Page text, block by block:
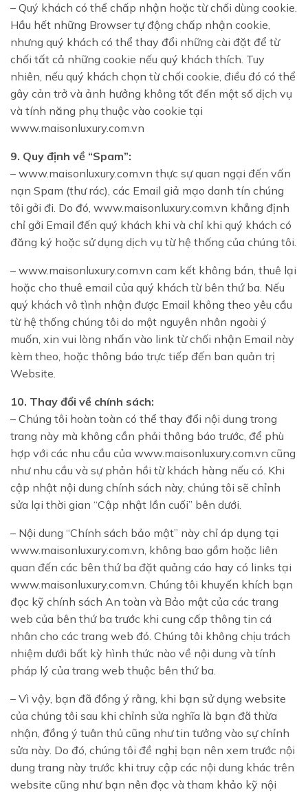
– Quý khách có thể chấp nhận hoặc từ chối dùng cookie.
Hầu hết những Browser tự động chấp nhận cookie,
nhưng quý khách có thể thay đổi những cài đặt để từ
chối tất cả những cookie nếu quý khách thích. Tuy
nhiên, nếu quý khách chọn từ chối cookie, điều đó có thể
gây cản trở và ảnh hưởng không tốt đến một số dịch vụ
và tính năng phụ thuộc vào cookie tại
www.maisonluxury.com.vn
9. Quy định về “Spam”:
– www.maisonluxury.com.vn thực sự quan ngại đến vấn
nạn Spam (thư rác), các Email giả mạo danh tín chúng
tôi gởi đi. Do đó, www.maisonluxury.com.vn khẳng định
chỉ gởi Email đến quý khách khi và chỉ khi quý khách có
đăng ký hoặc sử dụng dịch vụ từ hệ thống của chúng tôi.
– www.maisonluxury.com.vn cam kết không bán, thuê lại
hoặc cho thuê email của quý khách từ bên thứ ba. Nếu
quý khách vô tình nhận được Email không theo yêu cầu
từ hệ thống chúng tôi do một nguyên nhân ngoài ý
muốn, xin vui lòng nhấn vào link từ chối nhận Email này
kèm theo, hoặc thông báo trực tiếp đến ban quản trị
Website.
10. Thay đổi về chính sách:
– Chúng tôi hoàn toàn có thể thay đổi nội dung trong
trang này mà không cần phải thông báo trước, để phù
hợp với các nhu cầu của www.maisonluxury.com.vn cũng
như nhu cầu và sự phản hồi từ khách hàng nếu có. Khi
cập nhật nội dung chính sách này, chúng tôi sẽ chỉnh
sửa lại thời gian “Cập nhật lần cuối” bên dưới.
– Nội dung “Chính sách bảo mật” này chỉ áp dụng tại
www.maisonluxury.com.vn, không bao gồm hoặc liên
quan đến các bên thứ ba đặt quảng cáo hay có links tại
www.maisonluxury.com.vn. Chúng tôi khuyến khích bạn
đọc kỹ chính sách An toàn và Bảo mật của các trang
web của bên thứ ba trước khi cung cấp thông tin cá
nhân cho các trang web đó. Chúng tôi không chịu trách
nhiệm dưới bất kỳ hình thức nào về nội dung và tính
pháp lý của trang web thuộc bên thứ ba.
– Vì vậy, bạn đã đồng ý rằng, khi bạn sử dụng website
của chúng tôi sau khi chỉnh sửa nghĩa là bạn đã thừa
nhận, đồng ý tuân thủ cũng như tin tưởng vào sự chỉnh
sửa này. Do đó, chúng tôi đề nghị bạn nên xem trước nội
dung trang này trước khi truy cập các nội dung khác trên
website cũng như bạn nên đọc và tham khảo kỹ nội